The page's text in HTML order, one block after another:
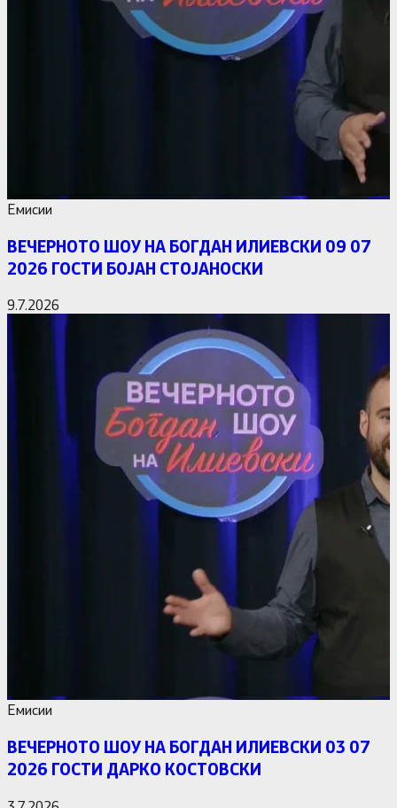
Емисии
ВЕЧЕРНОТО ШОУ НА БОГДАН ИЛИЕВСКИ 09 07
2026 ГОСТИ БОЈАН СТОЈАНОСКИ
9.7.2026
Емисии
ВЕЧЕРНОТО ШОУ НА БОГДАН ИЛИЕВСКИ 03 07
2026 ГОСТИ ДАРКО КОСТОВСКИ